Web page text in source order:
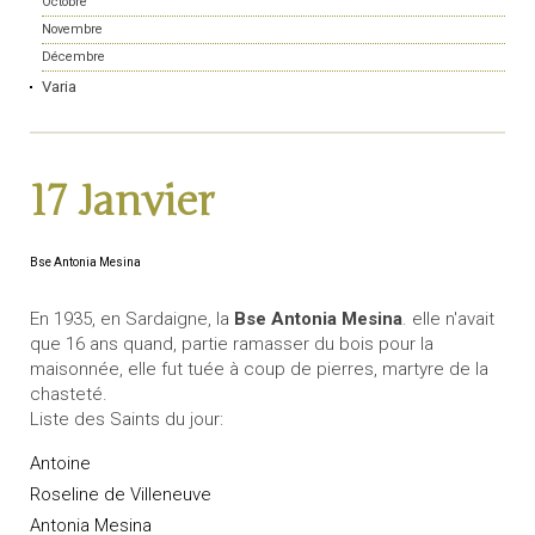
Novembre
Décembre
Varia
17 Janvier
Bse Antonia Mesina
En 1935, en Sardaigne, la Bse Antonia Mesina. elle n'avait
que 16 ans quand, partie ramasser du bois pour la
maisonnée, elle fut tuée à coup de pierres, martyre de la
chasteté.
Liste des Saints du jour:
Antoine
Roseline de Villeneuve
Antonia Mesina